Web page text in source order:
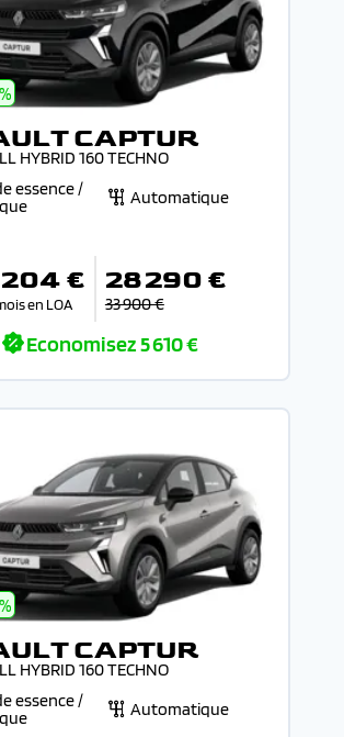
CAPTUR
HYBRID 160 TECHNO
essence /
Automatique
204 €
en LOA
28 290 €
33 900 €
Economisez5 610 €
CAPTUR
HYBRID 160 TECHNO
essence /
Automatique